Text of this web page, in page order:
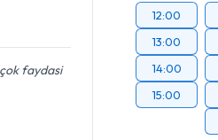
faydasi
12:00
13:00
14:00
15:00